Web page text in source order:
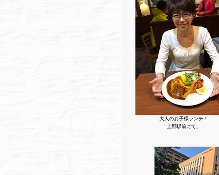
大人のお子様ランチ！
上野駅前にて。